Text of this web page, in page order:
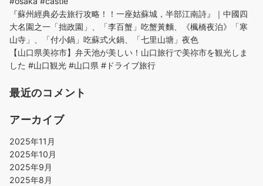
『蘇州經典必去旅行攻略！！一座姑蘇城，半部江南詩』｜中國四
大名園之一「拙政園」、「李百蟹」吃蟹黃麵、《楓橋夜泊》「寒
山寺」、「付小鍋」吃蘇式火鍋、「七里山塘」夜色
【山口県美祢市】弁天池が美しい！山口旅行で美祢市を観光しま
した #山口観光 #山口県 #ドライブ旅行
最近のコメント
アーカイブ
2025年11月
2025年10月
2025年9月
2025年8月